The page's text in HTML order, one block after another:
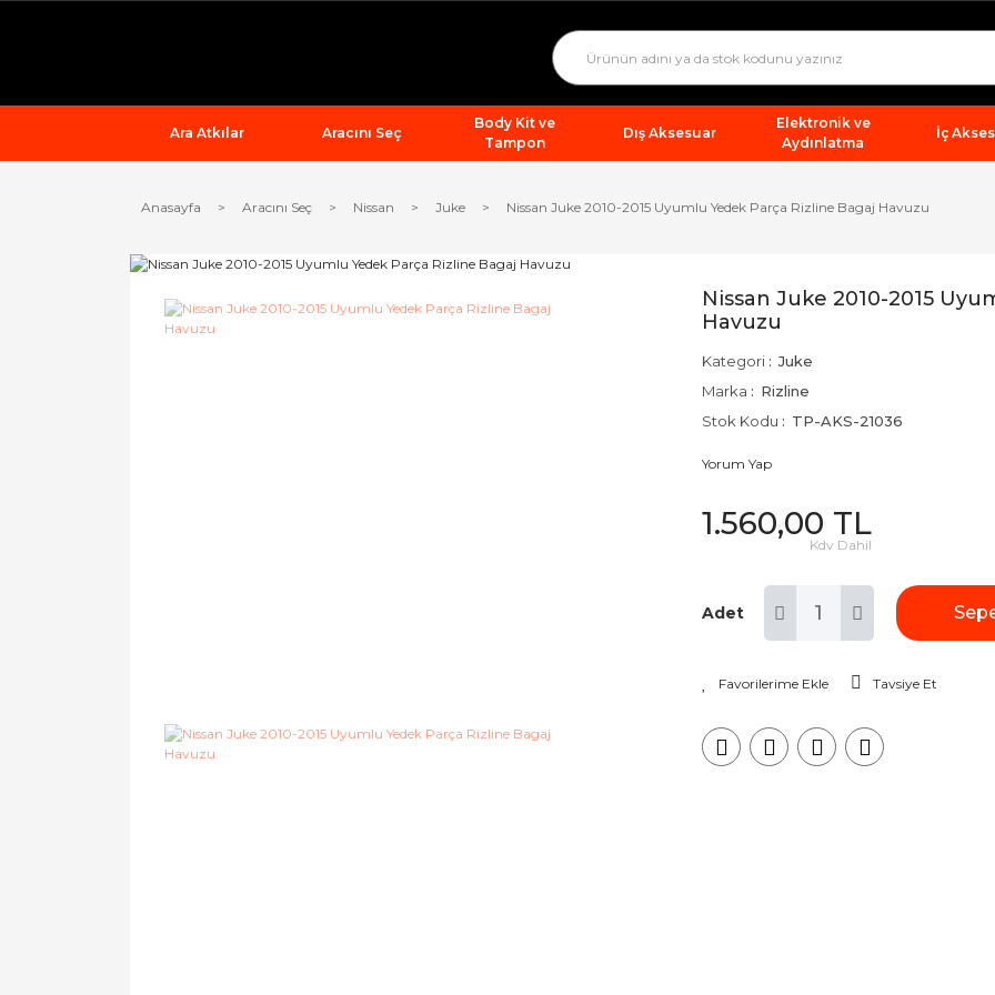
Ara Atkılar Aracını Seç
Body Kit ve
Tampon
Dış Aksesuar
Elektronik ve
Aydınlatma
İç
Anasayfa Aracını Seç Nissan Juke Nissan Juke 2010-2015 Uyumlu Yedek Parça Rizline Bagaj Havuzu
Nissan Juke 2010-2015
Havuzu
Kategori
Juke
Marka
Rizline
Stok Kodu
TP-AKS-21036
Yorum Yap
1.560,00 TL
Kdv Dahil
Adet
Tavsiye Et